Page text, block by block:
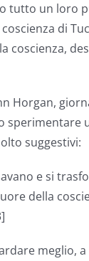
un loro
di
coscienza,
Horgan,
suggestivi:
e si
della
meglio,